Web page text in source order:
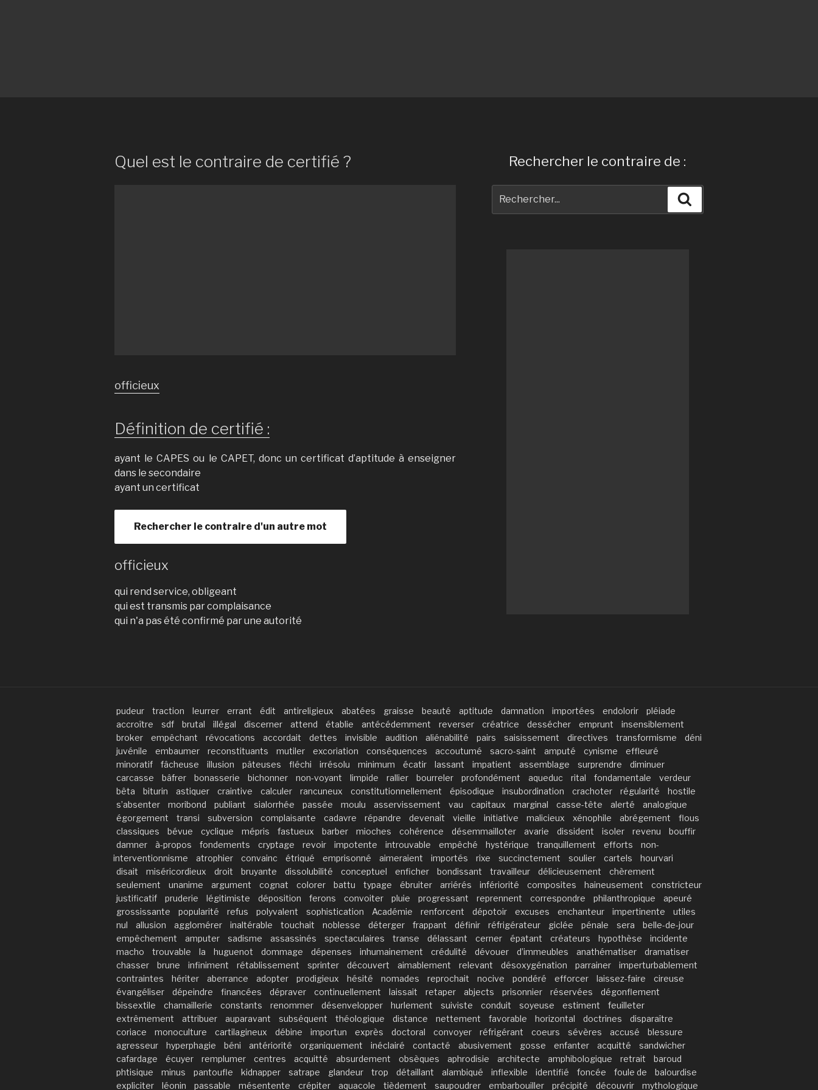
Quel est le contraire de certifié ?
officieux
Définition de certifié :
ayant le CAPES ou le CAPET, donc un certificat d’aptitude à enseigner
dans le secondaire
ayant un certificat
Rechercher le contraire d'un autre mot
officieux
qui rend service, obligeant
qui est transmis par complaisance
qui n'a pas été confirmé par une autorité
Rechercher le contraire de :
pour
pudeur traction leurrer errant édit antireligieux abatées graisse beauté aptitude damnation importées endolorir
pléiade
accroître
sdf brutal illégal discerner attend établie antécédemment reverser créatrice dessécher emprunt
insensiblement
broker
empêchant révocations accordait dettes invisible audition aliénabilité pairs saisissement directives transformisme
déni
juvénile
embaumer reconstituants mutiler excoriation conséquences accoutumé sacro-saint amputé cynisme
effleuré
minoratif
fâcheuse illusion pâteuses fléchi irrésolu minimum écatir lassant impatient assemblage surprendre
diminuer
carcasse
bâfrer bonasserie bichonner non-voyant limpide rallier bourreler profondément aqueduc rital fondamentale
verdeur
bêta
biturin astiquer craintive calculer rancuneux constitutionnellement épisodique insubordination crachoter régularité
hostile
s’absenter
moribond publiant sialorrhée passée moulu asservissement vau capitaux marginal casse-tête alerté
analogique
égorgement
transi subversion complaisante cadavre répandre devenait vieille initiative malicieux xénophile abrégement
flous
classiques
bévue cyclique mépris fastueux barber mioches cohérence désemmailloter avarie dissident isoler revenu
bouffir
damner
à-propos fondements cryptage revoir impotente introuvable empêché hystérique tranquillement efforts
non-
interventionnisme
atrophier convainc étriqué emprisonné aimeraient importés rixe succinctement soulier cartels
hourvari
disait
miséricordieux droit bruyante dissolubilité conceptuel enficher bondissant travailleur délicieusement
chèrement
seulement
unanime argument cognat colorer battu typage ébruiter arriérés infériorité composites haineusement
constricteur
justificatif
pruderie légitimiste déposition ferons convoiter pluie progressant reprennent correspondre philanthropique
apeuré
grossissante
popularité refus polyvalent sophistication Académie renforcent dépotoir excuses enchanteur impertinente
utiles
nul
allusion agglomérer inaltérable touchait noblesse déterger frappant définir réfrigérateur giclée pénale sera
belle-de-jour
empêchement
amputer sadisme assassinés spectaculaires transe délassant cerner épatant créateurs hypothèse
incidente
macho
trouvable la huguenot dommage dépenses inhumainement crédulité dévouer d’immeubles anathématiser
dramatiser
chasser
brune infiniment rétablissement sprinter découvert aimablement relevant désoxygénation parrainer
imperturbablement
contraintes
hériter aberrance adopter prodigieux hésité nomades reprochait nocive pondéré efforcer laissez-faire
cireuse
évangéliser
dépeindre financées dépraver continuellement laissait retaper abjects prisonnier réservées
dégonflement
bissextile
chamaillerie constants renommer désenvelopper hurlement suiviste conduit soyeuse estiment
feuilleter
extrêmement
attribuer auparavant subséquent théologique distance nettement favorable horizontal doctrines
disparaître
coriace
monoculture cartilagineux débine importun exprès doctoral convoyer réfrigérant coeurs sévères accusé
blessure
agresseur
hyperphagie béni antériorité organiquement inéclairé contacté abusivement gosse enfanter acquitté
sandwicher
cafardage
écuyer remplumer centres acquitté absurdement obsèques aphrodisie architecte amphibologique retrait
baroud
phtisique
minus pantoufle kidnapper satrape glandeur trop détaillant alambiqué inflexible identifié foncée foule de
balourdise
expliciter
léonin passable mésentente crépiter aquacole tièdement saupoudrer embarbouiller précipité découvrir mythologique